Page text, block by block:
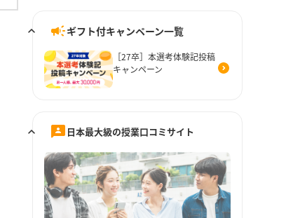
ギフト付キャンペーン一覧
［27卒］本選考体験記投稿
キャンペーン
日本最大級の授業口コミサイト